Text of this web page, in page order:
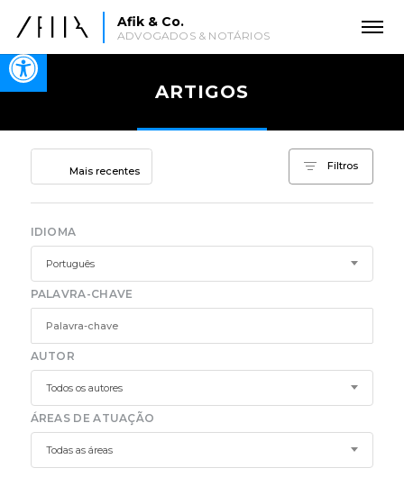
Open toolbar
Afik & Co.
ADVOGADOS & NOTÁRIOS
ARTIGOS
Mais recentes
Filtros
IDIOMA
Português
PALAVRA-CHAVE
AUTOR
Todos os autores
ÁREAS DE ATUAÇÃO
Todas as áreas